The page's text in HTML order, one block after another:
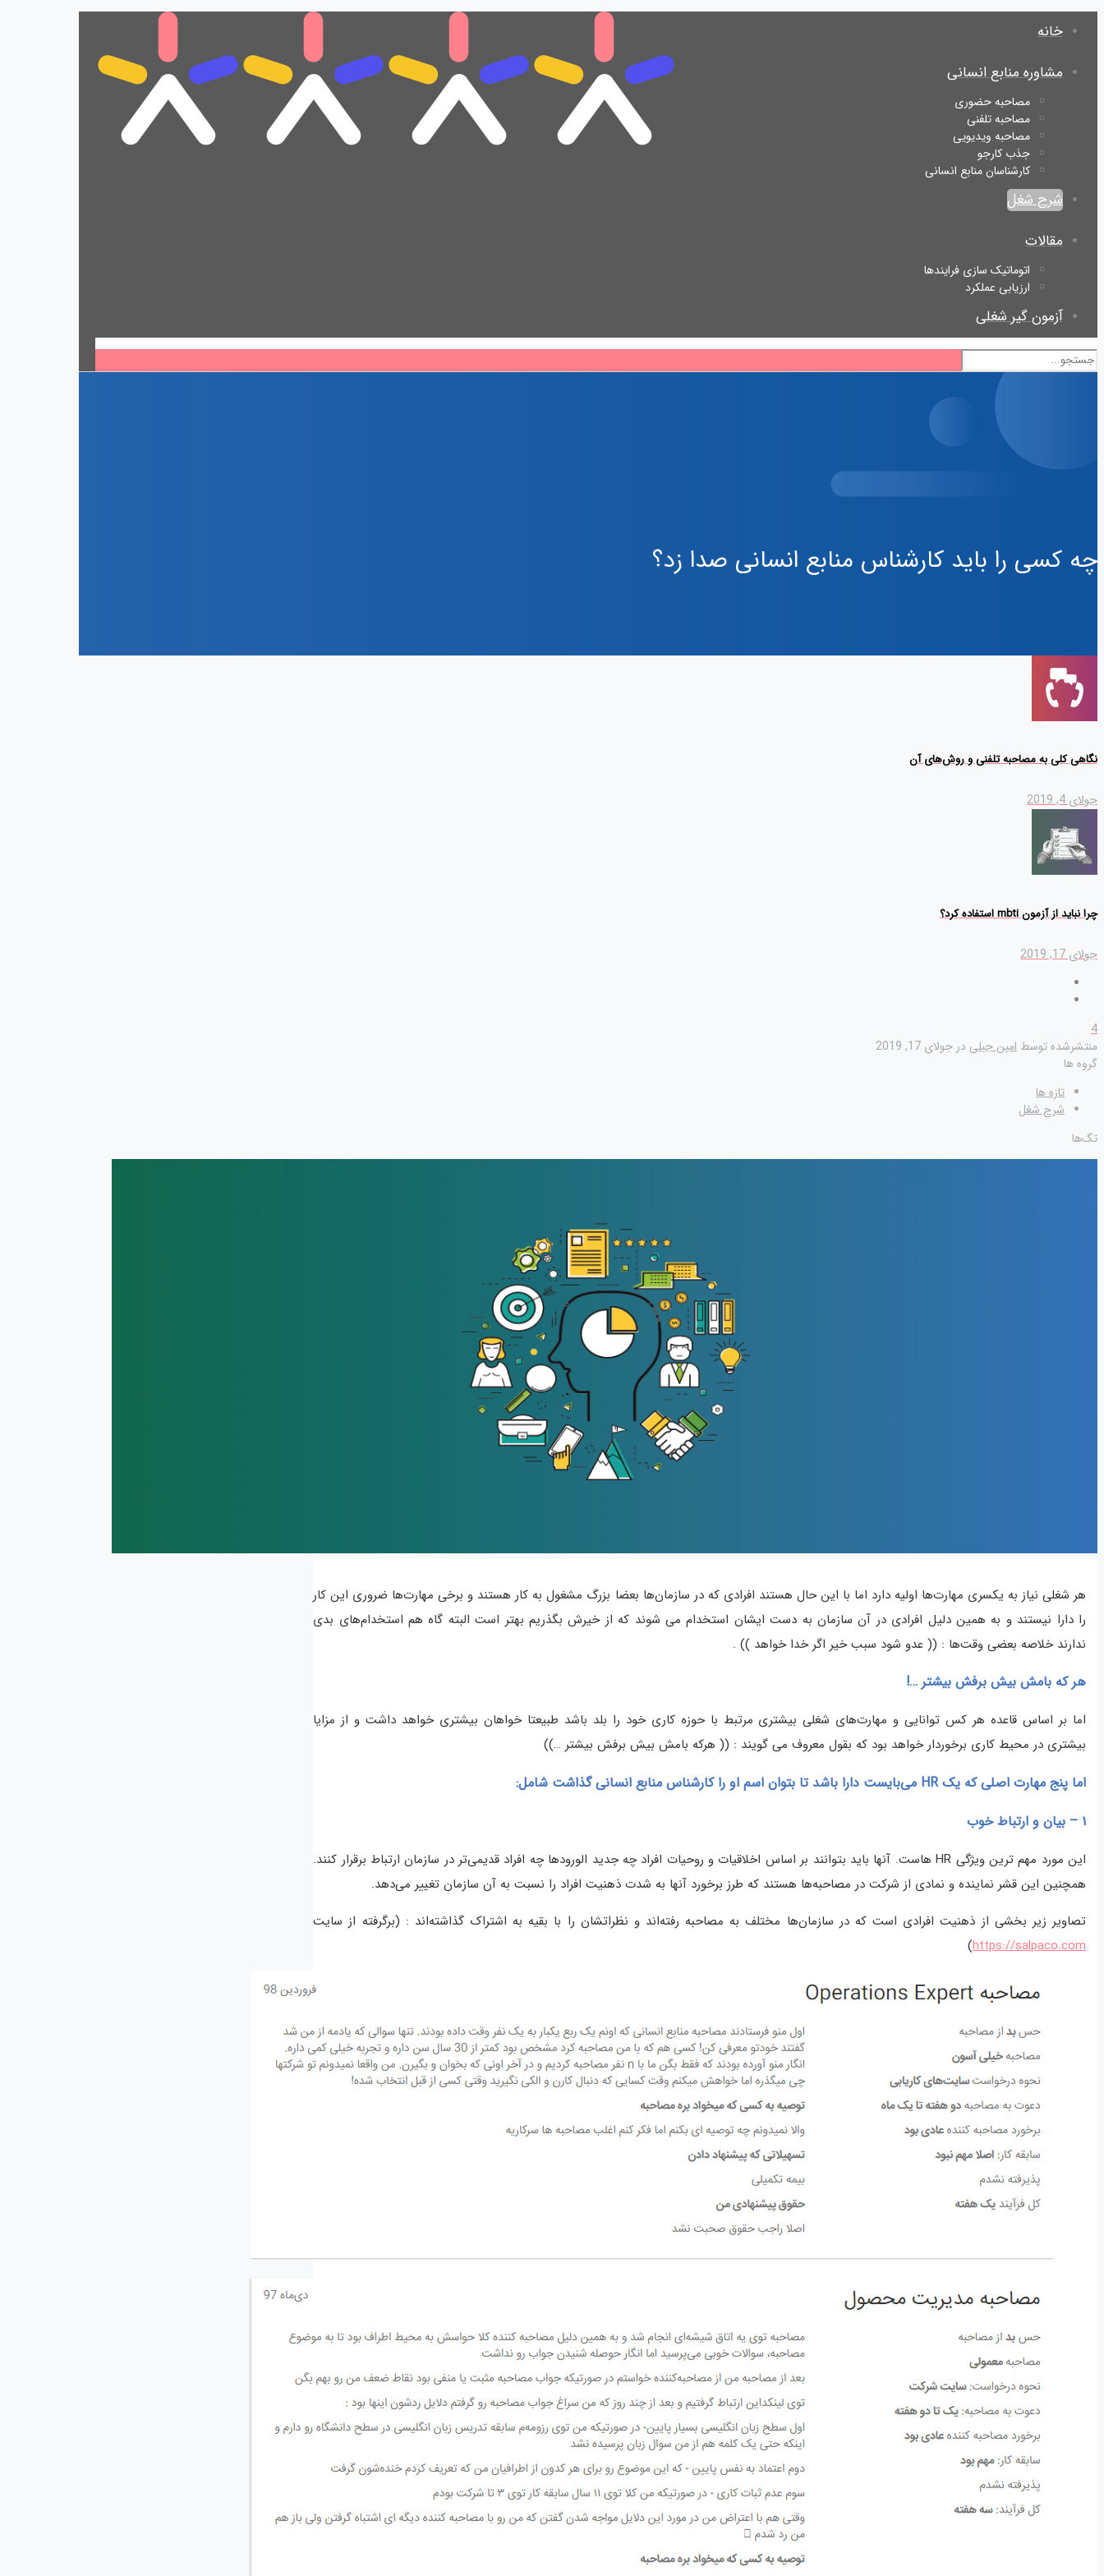
خانه
مشاوره منابع انسانی
مصاحبه حضوری
مصاحبه تلفنی
مصاحبه ویدیویی
جذب کارجو
کارشناسان منابع انسانی
شرح شغل
مقالات
اتوماتیک سازی فرایندها
ارزیابی عملکرد
آزمون گیر شغلی
چه کسی را باید کارشناس منابع انسانی صدا زد؟
نگاهی کلی به مصاحبه تلفنی و روش‌های آن
جولای 4, 2019
چرا نباید از آزمون mbti استفاده کرد؟
جولای 17, 2019
4
منتشرشده توسط امین جبلی در جولای 17, 2019
گروه ها
تازه ها
شرح شغل
تگ‌ها
هر شغلی نیاز به یکسری مهارت‌ها اولیه دارد اما با این حال هستند افرادی که در سازمان‌ها بعضا بزرگ مشغول به کار هستند و برخی مهارت‌ها ضروری این کار
را دارا نیستند و به همین دلیل افرادی در آن سازمان به دست ایشان استخدام می شوند که از خیرش بگذریم بهتر است البته گاه هم استخدام‌های بدی
ندارند خلاصه بعضی وقت‌ها : (( عدو شود سبب خیر اگر خدا خواهد )) .
هر که بامش بیش برفش بیشتر …!
اما بر اساس قاعده هر کس توانایی و مهارت‌های شغلی بیشتری مرتبط با حوزه کاری خود را بلد باشد طبیعتا خواهان بیشتری خواهد داشت و از مزایا
بیشتری در محیط کاری برخوردار خواهد بود که بقول معروف می گویند : (( هرکه بامش بیش برفش بیشتر …))
اما پنج مهارت اصلی که یک HR می‌بایست دارا باشد تا بتوان اسم او را کارشناس منابع انسانی گذاشت شامل:
۱ – بیان و ارتباط خوب
این مورد مهم ترین ویژگی HR هاست. آنها باید بتوانند بر اساس اخلاقیات و روحیات افراد چه جدید الورود‌ها چه افراد قدیمی‌تر در سازمان ارتباط برقرار کنند.
همچنین این قشر نماینده و نمادی از شرکت در مصاحبه‌ها هستند که طرز برخورد آنها به شدت ذهنیت افراد را نسبت به آن سازمان تغییر می‌دهد.
تصاویر زیر بخشی از ذهنیت افرادی است که در سازمان‌ها مختلف به مصاحبه رفته‌اند و نظراتشان را با بقیه به اشتراک گذاشته‌اند : (برگرفته از سایت
https://salpaco.com
)